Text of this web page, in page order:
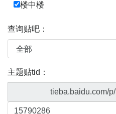
楼中楼
查询贴吧：
主题贴tid：
tieba.baidu.com/p/